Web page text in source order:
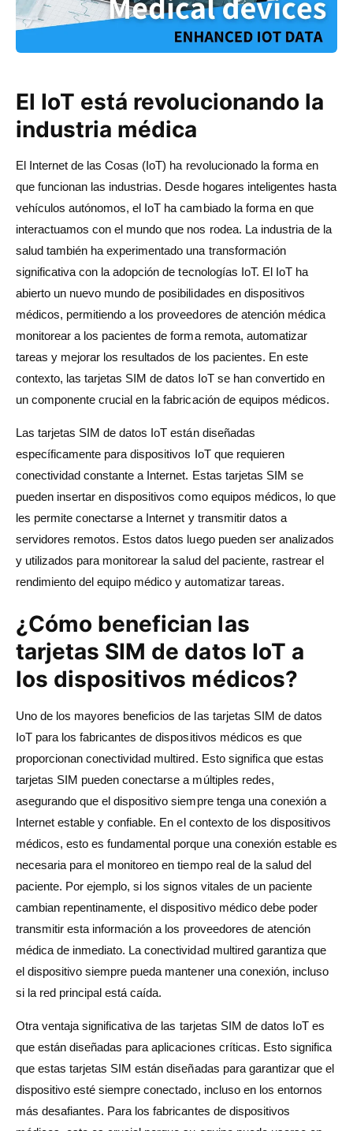
El IoT está revolucionando la
industria médica
El Internet de las Cosas (IoT) ha revolucionado la forma en
que funcionan las industrias. Desde hogares inteligentes hasta
vehículos autónomos, el IoT ha cambiado la forma en que
interactuamos con el mundo que nos rodea. La industria de la
salud también ha experimentado una transformación
significativa con la adopción de tecnologías IoT. El IoT ha
abierto un nuevo mundo de posibilidades en dispositivos
médicos, permitiendo a los proveedores de atención médica
monitorear a los pacientes de forma remota, automatizar
tareas y mejorar los resultados de los pacientes. En este
contexto, las tarjetas SIM de datos IoT se han convertido en
un componente crucial en la fabricación de equipos médicos.
Las tarjetas SIM de datos IoT están diseñadas
específicamente para dispositivos IoT que requieren
conectividad constante a Internet. Estas tarjetas SIM se
pueden insertar en dispositivos como equipos médicos, lo que
les permite conectarse a Internet y transmitir datos a
servidores remotos. Estos datos luego pueden ser analizados
y utilizados para monitorear la salud del paciente, rastrear el
rendimiento del equipo médico y automatizar tareas.
¿Cómo benefician las
tarjetas SIM de datos IoT a
los dispositivos médicos?
Uno de los mayores beneficios de las tarjetas SIM de datos
IoT para los fabricantes de dispositivos médicos es que
proporcionan conectividad multired. Esto significa que estas
tarjetas SIM pueden conectarse a múltiples redes,
asegurando que el dispositivo siempre tenga una conexión a
Internet estable y confiable. En el contexto de los dispositivos
médicos, esto es fundamental porque una conexión estable es
necesaria para el monitoreo en tiempo real de la salud del
paciente. Por ejemplo, si los signos vitales de un paciente
cambian repentinamente, el dispositivo médico debe poder
transmitir esta información a los proveedores de atención
médica de inmediato. La conectividad multired garantiza que
el dispositivo siempre pueda mantener una conexión, incluso
si la red principal está caída.
Otra ventaja significativa de las tarjetas SIM de datos IoT es
que están diseñadas para aplicaciones críticas. Esto significa
que estas tarjetas SIM están diseñadas para garantizar que el
dispositivo esté siempre conectado, incluso en los entornos
más desafiantes. Para los fabricantes de dispositivos